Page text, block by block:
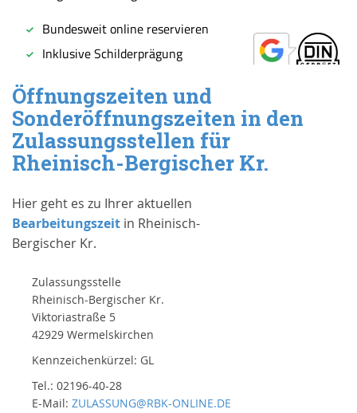
Öffnungszeiten und
Sonderöffnungszeiten in den
Zulassungsstellen für
Rheinisch-Bergischer Kr.
Hier geht es zu Ihrer aktuellen
Bearbeitungszeit in Rheinisch-
Bergischer Kr.
Zulassungsstelle
Rheinisch-Bergischer Kr.
Viktoriastraße 5
42929 Wermelskirchen
Kennzeichenkürzel: GL
Tel.: 02196-40-28
E-Mail: ZULASSUNG@RBK-ONLINE.DE